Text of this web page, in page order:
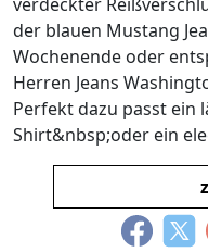
der blauen Mustang
Wochenende oder
Herren Jeans
Perfekt dazu passt ein
Shirt&nbsp;oder ein